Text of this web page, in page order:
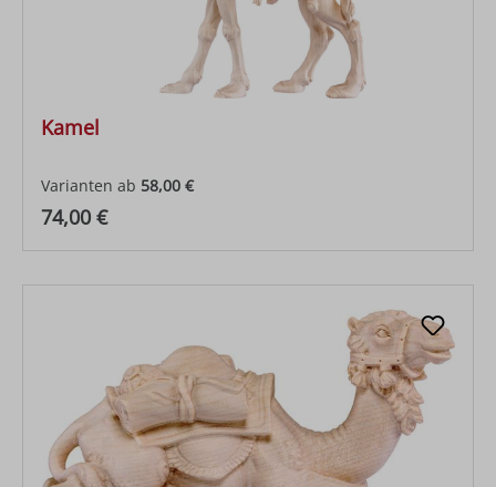
Kamel
Varianten ab 58,00 €
Regulärer Preis:
74,00 €